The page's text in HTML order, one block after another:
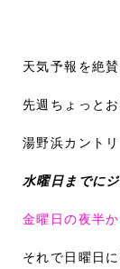
天気予報を絶
先週ちょっと
湯野浜カント
水曜日までに
金曜日の夜半
それで日曜日